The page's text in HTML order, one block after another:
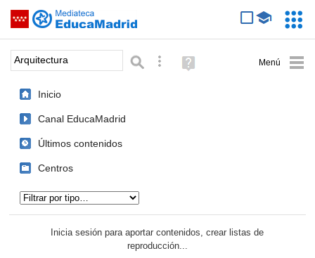
Saltar navegación
Palabra o frase: Búsqueda avanzada
Ayuda
(en
Inicio
Canal EducaMadrid
Últimos contenidos
Centros
Inicia sesión para aportar contenidos, crear listas de
reproducción...